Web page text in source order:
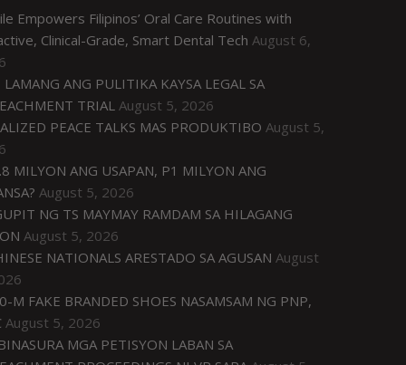
Empowers Filipinos’ Oral Care Routines with
Clinical-Grade, Smart Dental Tech August 6,
LAMANG ANG PULITIKA KAYSA LEGAL SA
TRIAL August 5, 2026
PEACE TALKS MAS PRODUKTIBO August 5,
MILYON ANG USAPAN, P1 MILYON ANG
August 5, 2026
NG TS MAYMAY RAMDAM SA HILAGANG
August 5, 2026
NATIONALS ARESTADO SA AGUSAN August
M FAKE BRANDED SHOES NASAMSAM NG PNP,
August 5, 2026
MGA PETISYON LABAN SA